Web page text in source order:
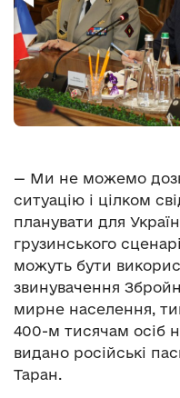
— Ми не можемо
ситуацію і цілком
планувати для
грузинського
можуть бути
звинувачення
мирне населення,
400-м тисячам осіб
видано російські
Таран.